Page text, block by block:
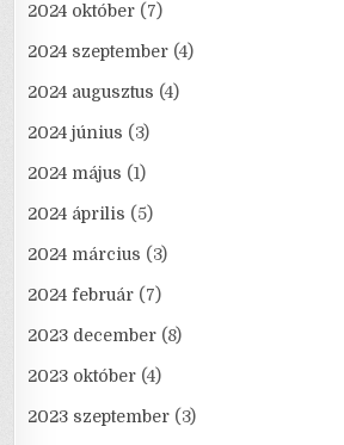
2024 október (7)
2024 szeptember (4)
2024 augusztus (4)
2024 június (3)
2024 május (1)
2024 április (5)
2024 március (3)
2024 február (7)
2023 december (8)
2023 október (4)
2023 szeptember (3)